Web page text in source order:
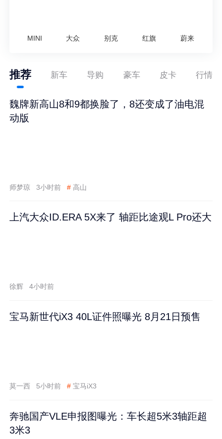
MINI 大众 别克 红旗 蔚来
推荐 新车 导购 豪车 皮卡 行情
魏牌新高山8和9都换脸了，8还变成了油电混
动版
师梦琼 3小时前 # 高山
上汽大众ID.ERA 5X来了 轴距比途观L Pro还大
徐辉 4小时前
宝马新世代iX3 40L证件照曝光 8月21日预售
莫一西 5小时前 # 宝马iX3
奔驰国产VLE申报图曝光：车长超5米3轴距超
3米3